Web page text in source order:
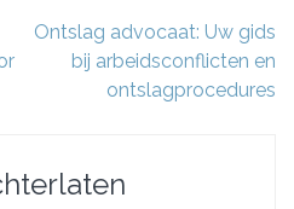
Ontslag advocaat: Uw gids
bij arbeidsconflicten en
ontslagprocedures